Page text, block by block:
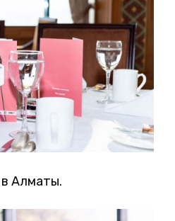
в Алматы.